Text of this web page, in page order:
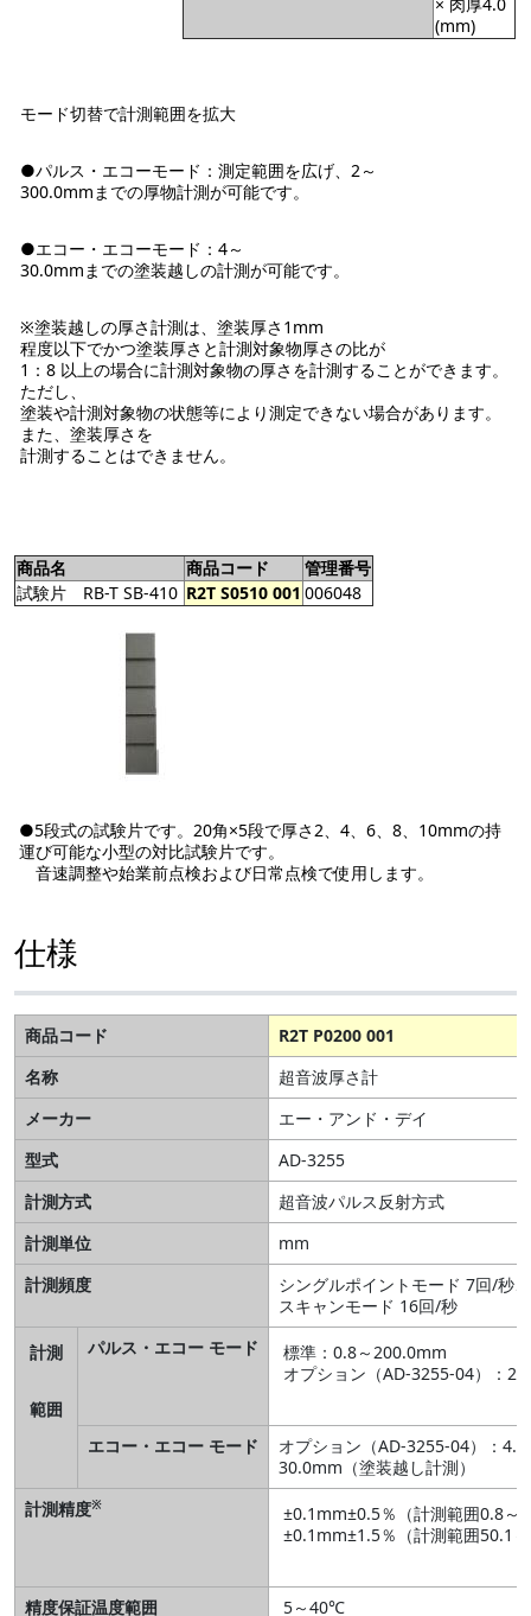
(mm)
モード切替で計測範囲を拡大
●パルス・エコーモード：測定範囲を広げ、2～
300.0mmまでの厚物計測が可能です。
●エコー・エコーモード：4～
30.0mmまでの塗装越しの計測が可能です。
※塗装越しの厚さ計測は、塗装厚さ1mm
程度以下でかつ塗装厚さと計測対象物厚さの比が
1：8 以上の場合に計測対象物の厚さを計測することができます。
ただし、
塗装や計測対象物の状態等により測定できない場合があります。
また、塗装厚さを
計測することはできません。
商品名 商品コード
管理番号
試験片 RB-T SB-410 R2T S0510 001 006048
●5段式の試験片です。20角×5段で厚さ2、4、6、8、10mmの持
運び可能な小型の対比試験片です。
音速調整や始業前点検および日常点検で使用します。
仕様
商品コード
R2T P0200 001
名称
超音波厚さ計
メーカー
エー・アンド・デイ
型式
AD-3255
計測方式
超音波パルス反射方式
計測単位
mm
計測頻度
シングルポイントモード 7回/秒、
スキャンモード 16回/秒
計測
範囲
パルス・エコー モード
標準：0.8～200.0mm
オプション（AD-3255-04）：
エコー・エコー モード
オプション（AD-3255-04）：4.0
30.0mm（塗装越し計測）
計測精度※
±0.1mm±0.5％（計測範囲0.8～
±0.1mm±1.5％（計測範囲50.1
精度保証温度範囲
5～40℃